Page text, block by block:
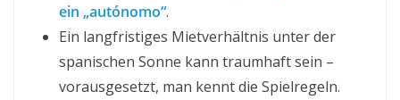
ein „autónomo“.
Ein langfristiges Mietverhältnis unter der
spanischen Sonne kann traumhaft sein –
vorausgesetzt, man kennt die Spielregeln.